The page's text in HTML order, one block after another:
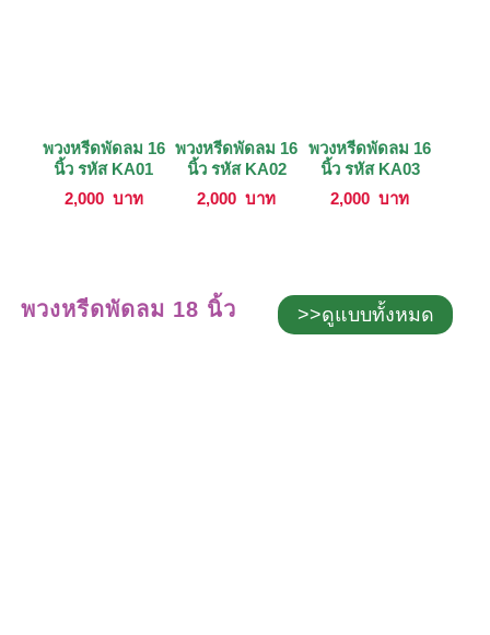
พวงหรีดพัดลม 16
นิ้ว รหัส KA01
2,000 บาท
พวงหรีดพัดลม 16
นิ้ว รหัส KA02
2,000 บาท
พวงหรีดพัดลม 16
นิ้ว รหัส KA03
2,000 บาท
พวงหรีดพัดลม 18 นิ้ว >>ดูแบบทั้งหมด